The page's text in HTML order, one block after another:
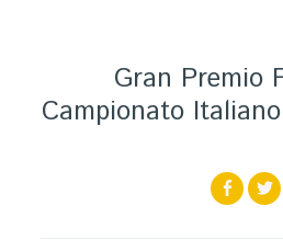
Gran Premio
Campionato
Tesserati
Albo